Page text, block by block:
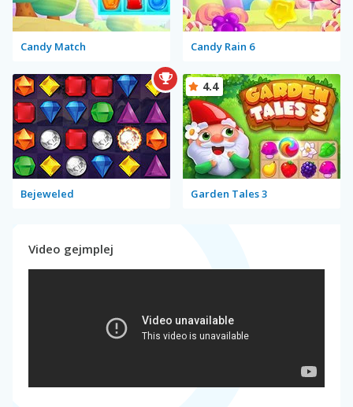
Candy Match Candy Rain 6
Bejeweled Garden Tales 3
4.4
Video gejmplej